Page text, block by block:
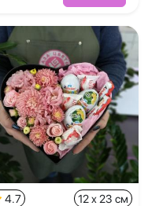
4.7 12 x 23 см